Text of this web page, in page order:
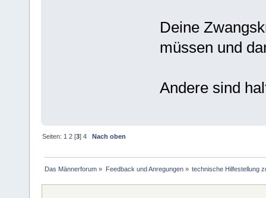
Deine
müssen und
Andere sind
Seiten: 1 2 [3]4 Nach oben
Das Männerforum » Feedback und Anregungen» technische Hilfestellung